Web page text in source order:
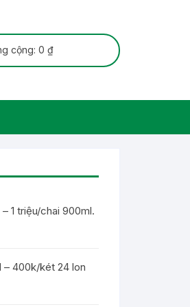
cộng: 0 ₫
1 triệu/chai 900ml.
– 400k/két 24 lon